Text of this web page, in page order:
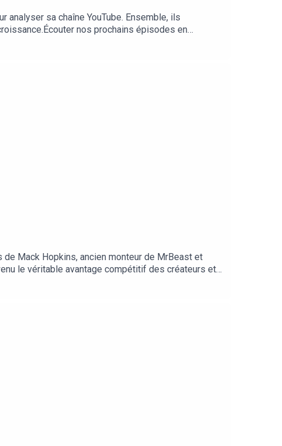
analyser sa chaîne YouTube. Ensemble, ils
nos prochains épisodes en
SpeakeasyPour candidater au format "Le
podcast sur les réseaux avec le hashtag
romainlanery/Production /influxProd -
Mack Hopkins, ancien monteur de MrBeast et
le véritable avantage compétitif des créateurs et
lnk.to/speakeasybyinfluxPosez-nous vos
nous vos chaînes Youtube ici :
romainlanery/Production /influxProd -